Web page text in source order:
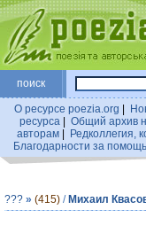
поиск
О ресурсе poezia.org
ресурса
Общий архив
авторам| Редколлегия,
Благодарности за
??? » (415) / Михаил